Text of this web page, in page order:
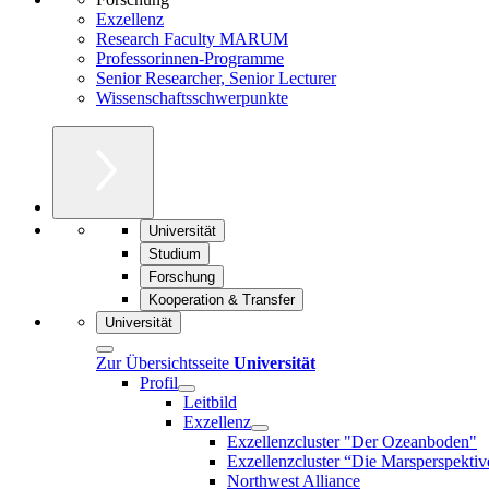
Exzellenz
Research Faculty MARUM
Professorinnen-Programme
Senior Researcher, Senior Lecturer
Wissenschaftsschwerpunkte
Universität
Studium
Forschung
Kooperation & Transfer
Universität
Zur Übersichtsseite Universität
Profil
Leitbild
Exzellenz
Exzellenzcluster "Der Ozeanboden"
Exzellenzcluster “Die
Northwest Alliance